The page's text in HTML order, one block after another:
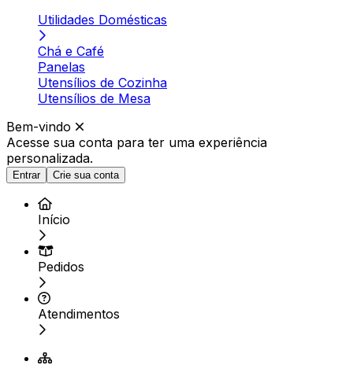
Utilidades Domésticas
Chá e Café
Panelas
Utensílios de Cozinha
Utensílios de Mesa
Bem-vindo
Acesse sua conta para ter uma experiência
personalizada.
Entrar Crie sua conta
Início
Pedidos
Atendimentos